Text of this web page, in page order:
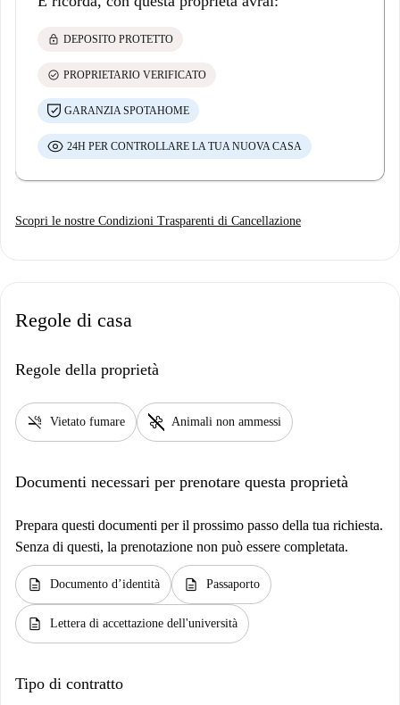
lock DEPOSITO PROTETTO
check_circle PROPRIETARIO VERIFICATO
GARANZIA SPOTAHOME
24H PER CONTROLLARE LA TUA NUOVA CASA
Scopri le nostre Condizioni Trasparenti di Cancellazione
Regole di casa
Regole della proprietà
smoke_free Vietato fumare pet_supplies Animali non ammessi
Documenti necessari per prenotare questa proprietà
Prepara questi documenti per il prossimo passo della tua richiesta.
Senza di questi, la prenotazione non può essere completata.
description Documento d’identità description Passaporto
description Lettera di accettazione dell'università
Tipo di contratto